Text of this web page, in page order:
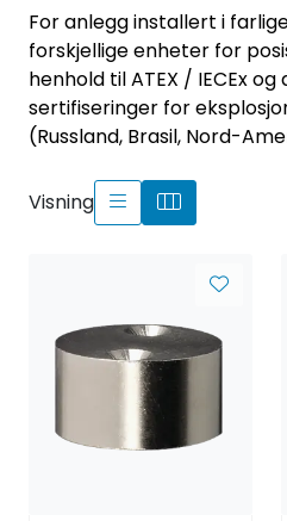
For anlegg installert i
forskjellige enheter for
henhold til ATEX / IECEx
sertifiseringer for
(Russland, Brasil, Nord-
Visning